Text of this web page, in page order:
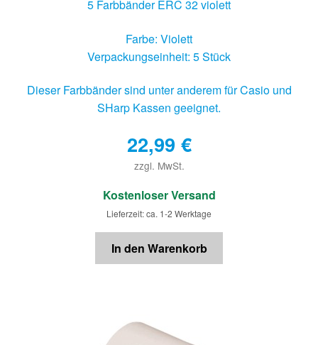
5 Farbbänder ERC 32 violett
Farbe: Violett
Verpackungseinheit: 5 Stück
Dieser Farbbänder sind unter anderem für Casio und
SHarp Kassen geeignet.
22,99 €
zzgl. MwSt.
€
Kostenloser Versand
Lieferzeit: ca. 1-2 Werktage
In den Warenkorb